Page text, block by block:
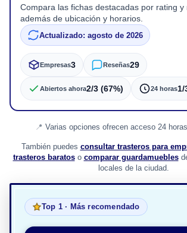
Compara las fichas destacadas por rating y
además de ubicación y horarios.
Actualizado: agosto de 2026
Empresas3 Reseñas29
Abiertos ahora2/3 (67%) 24 horas1/
Varias opciones ofrecen acceso 24
También puedes consultar trasteros para
trasteros baratoso comparar guardamuebles
locales de la ciudad.
Top 1 · Más recomendado